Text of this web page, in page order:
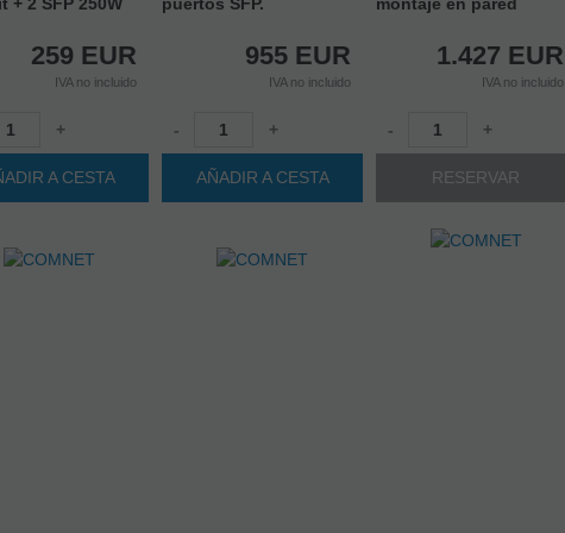
259 EUR
IVA no incluido
+
A CESTA
955 EUR
IVA no incluido
- +
AÑADIR A CESTA
1.427 EUR
IVA no incluido
- +
RESERVAR